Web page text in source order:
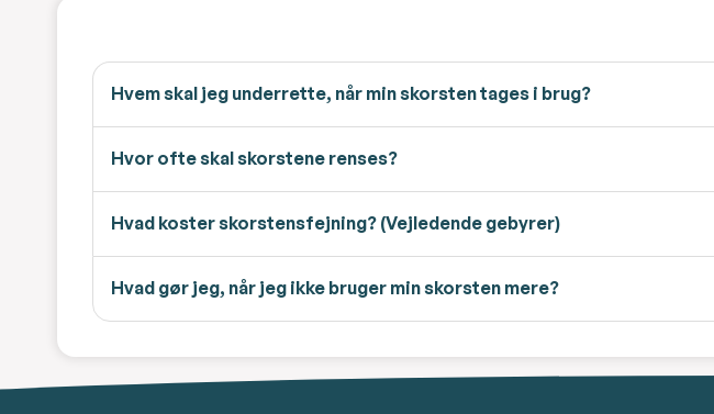
Hvem skal jeg underrette, når min skorsten tages i brug?
Hvor ofte skal skorstene renses?
Hvad koster skorstensfejning? (Vejledende gebyrer)
Hvad gør jeg, når jeg ikke bruger min skorsten mere?